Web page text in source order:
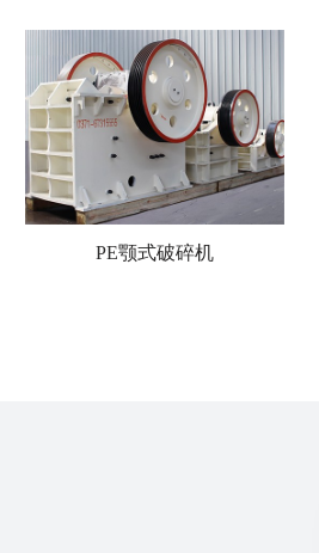
PE颚式破碎机